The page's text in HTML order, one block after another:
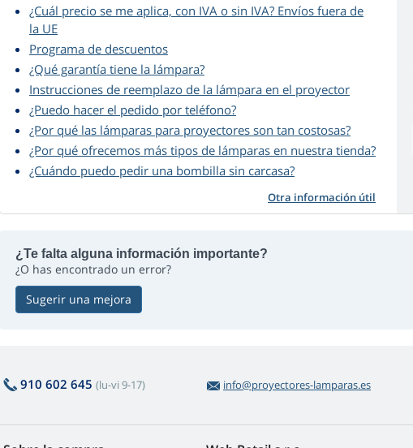
¿Cuál precio se me aplica, con IVA o sin IVA? Envíos fuera de
la UE
Programa de descuentos
¿Qué garantía tiene la lámpara?
Instrucciones de reemplazo de la lámpara en el proyector
¿Puedo hacer el pedido por teléfono?
¿Por qué las lámparas para proyectores son tan costosas?
¿Por qué ofrecemos más tipos de lámparas en nuestra tienda?
¿Cuándo puedo pedir una bombilla sin carcasa?
Otra información útil
¿Te falta alguna información importante?
¿O has encontrado un error?
Sugerir una mejora
910 602 645 (lu-vi 9-17) info@proyectores-lamparas.es